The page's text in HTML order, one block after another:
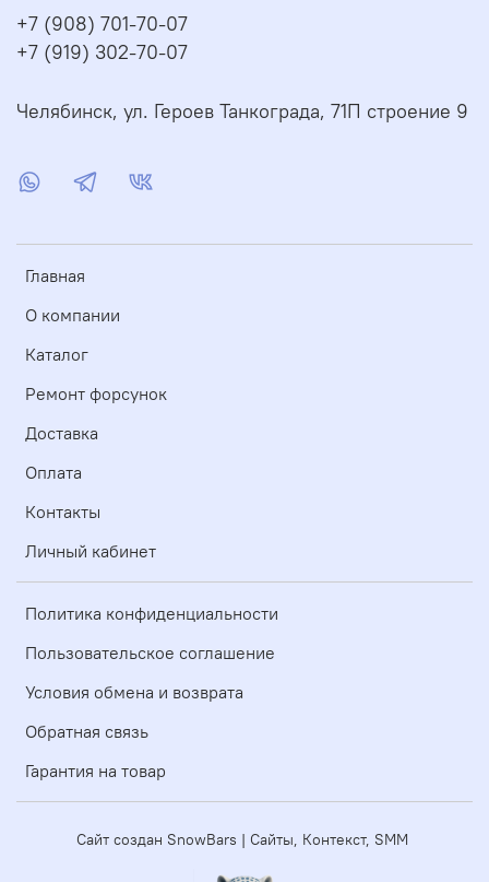
Главная
О компании
Каталог
Ремонт форсунок
Доставка
Оплата
Контакты
Личный кабинет
Политика конфиденциальности
Пользовательское соглашение
Условия обмена и возврата
Обратная связь
Гарантия на товар
+7 (908) 701-70-07
+7 (919) 302-70-07
Челябинск, ул. Героев Танкограда, 71П строение 9
Сайт создан SnowBars | Сайты, Контекст, SMM